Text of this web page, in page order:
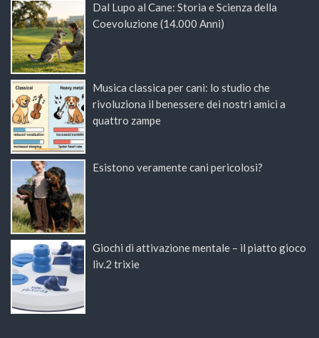
Dal Lupo al Cane: Storia e Scienza della
Coevoluzione (14.000 Anni)
Musica classica per cani: lo studio che
rivoluziona il benessere dei nostri amici a
quattro zampe
Esistono veramente cani pericolosi?
Giochi di attivazione mentale – il piatto gioco
liv.2 trixie